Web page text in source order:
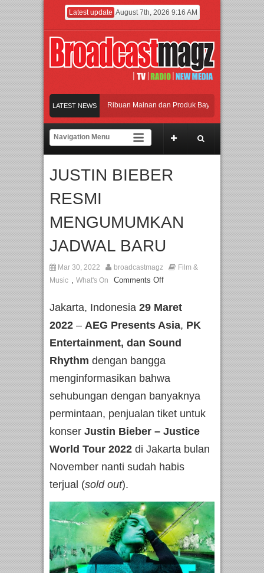
Latest update August 7th, 2026 9:16 AM
LATEST NEWS
Jakarta dengan Ribuan Mainan dan Produk Bayi dari Seluruh Dunia,
Gerbang Inovasi dan Peluang Bisnis Industri Gifts dan Housewares Asia
Perpaduan Warisan Dan Semangat Lokal, BIRKENSTOCK INDONESIA
Jakarta dengan Ribuan Mainan dan Produk Bayi dari Seluruh Dunia,
JUSTIN BIEBER
RESMI
MENGUMUMKAN
JADWAL BARU
Mar 30, 2022 broadcastmagz
Film &
Music , What's On Comments Off
Jakarta, Indonesia 29 Maret
2022 – AEG Presents Asia, PK
Entertainment, dan Sound
Rhythm dengan bangga
menginformasikan bahwa
sehubungan dengan banyaknya
permintaan, penjualan tiket untuk
konser Justin Bieber – Justice
World Tour 2022 di Jakarta bulan
November nanti sudah habis
terjual (sold out).